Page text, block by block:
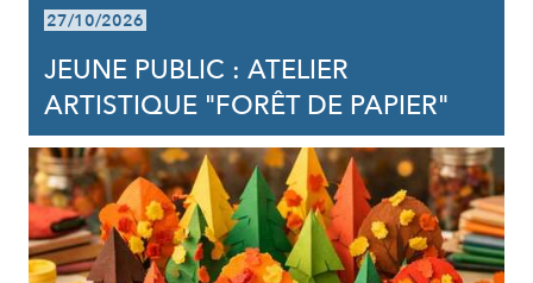
27/10/2026
JEUNE PUBLIC : ATELIER
ARTISTIQUE "FORÊT DE PAPIER"